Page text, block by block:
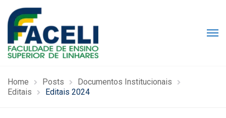
Home Posts
Documentos Institucionais
Editais
Editais 2024